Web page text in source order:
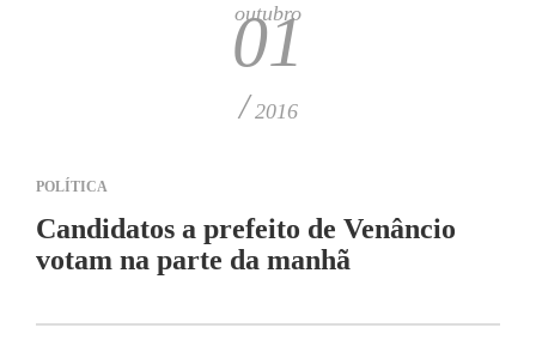
outubro
01
/ 2016
POLÍTICA
Candidatos a prefeito de Venâncio
votam na parte da manhã